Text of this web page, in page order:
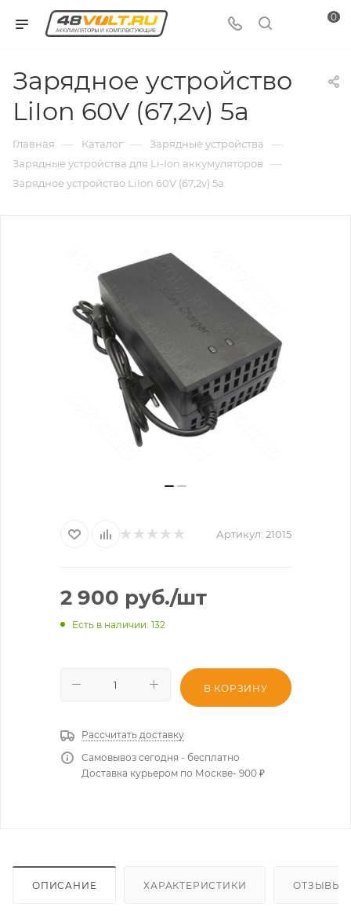
0
Зарядное устройство
LiIon 60V (67,2v) 5a
Главная — Каталог — Зарядные устройства —
Зарядные устройства для Li-Ion аккумуляторов —
Зарядное устройство LiIon 60V (67,2v) 5a
Артикул: 21015
2 900 руб./шт
Есть в наличии: 132
В КОРЗИНУ
Рассчитать доставку
Самовывоз сегодня - бесплатно
Доставка курьером по Москве- 900 ₽
ОПИСАНИЕ ХАРАКТЕРИСТИКИ ОТЗЫВЫ